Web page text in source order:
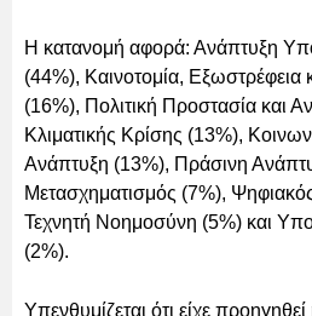
Η κατανομή αφορά: Ανάπτυξη
(44%), Καινοτομία, Εξωστρέφεια
(16%), Πολιτική Προστασία και
Κλιματικής Κρίσης (13%),
Ανάπτυξη (13%), Πράσινη
Μετασχηματισμός (7%),
Τεχνητή Νοημοσύνη (5%) και
(2%).
Υπενθυμίζεται ότι είχε